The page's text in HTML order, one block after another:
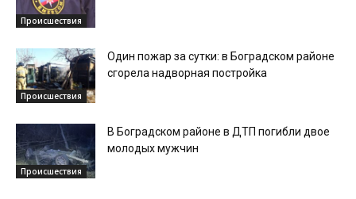
Происшествия
Происшествия
Один пожар за сутки: в Боградском районе
сгорела надворная постройка
Происшествия
В Боградском районе в ДТП погибли двое
молодых мужчин